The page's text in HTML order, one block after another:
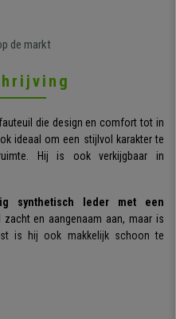
de markt
die design en comfort tot in
ideaal om een stijlvol karakter te
Hij is ook verkijgbaar in
synthetisch leder met een
zacht en aangenaam aan, maar is
is hij ook makkelijk schoon te
vulling van dit model de aandacht